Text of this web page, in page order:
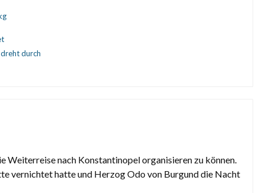
durch
Weiterreise nach Konstantinopel organisieren zu können.
vernichtet hatte und Herzog Odo von Burgund die Nacht